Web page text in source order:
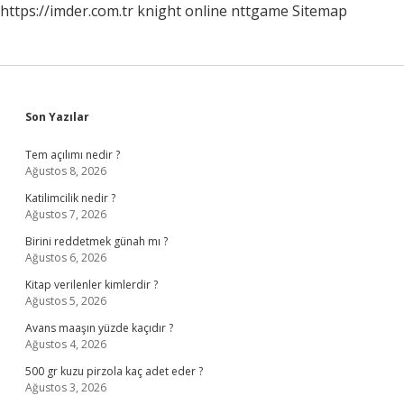
https://imder.com.tr knight online nttgame Sitemap
Sidebar
Son Yazılar
Tem açılımı nedir ?
Ağustos 8, 2026
Katilimcilik nedir ?
Ağustos 7, 2026
Birini reddetmek günah mı ?
Ağustos 6, 2026
Kitap verilenler kimlerdir ?
Ağustos 5, 2026
Avans maaşın yüzde kaçıdır ?
Ağustos 4, 2026
500 gr kuzu pirzola kaç adet eder ?
Ağustos 3, 2026